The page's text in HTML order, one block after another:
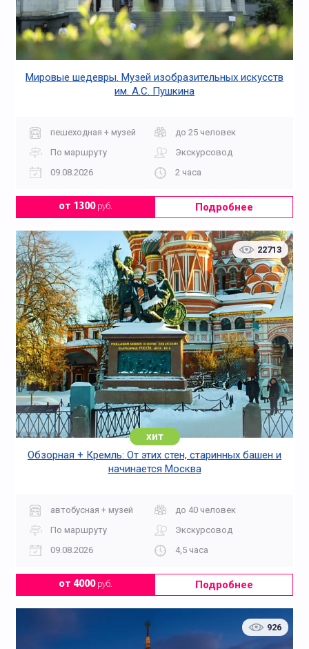
Мировые шедевры. Музей изобразительных искусств
им. А.С. Пушкина
пешеходная + музей
до 25 человек
По маршруту
Экскурсовод
09.08.2026
2 часа
от 1300руб. Подробнее
22713
хит
Обзорная + Кремль: От этих стен, старинных башен и
начинается Москва
автобусная + музей
до 40 человек
По маршруту
Экскурсовод
09.08.2026
4,5 часа
от 4000руб. Подробнее
926